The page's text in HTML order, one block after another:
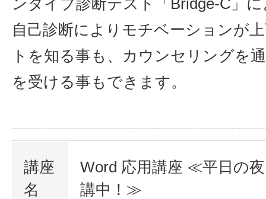
自己診断によりモチベーションが
トを知る事も、カウンセリングを
を受ける事もできます。
講座
名
Word 応用講座 ≪平日の
講中！≫